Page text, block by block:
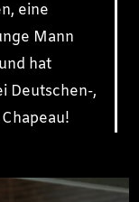
eine
Mann
hat
Deutschen-,